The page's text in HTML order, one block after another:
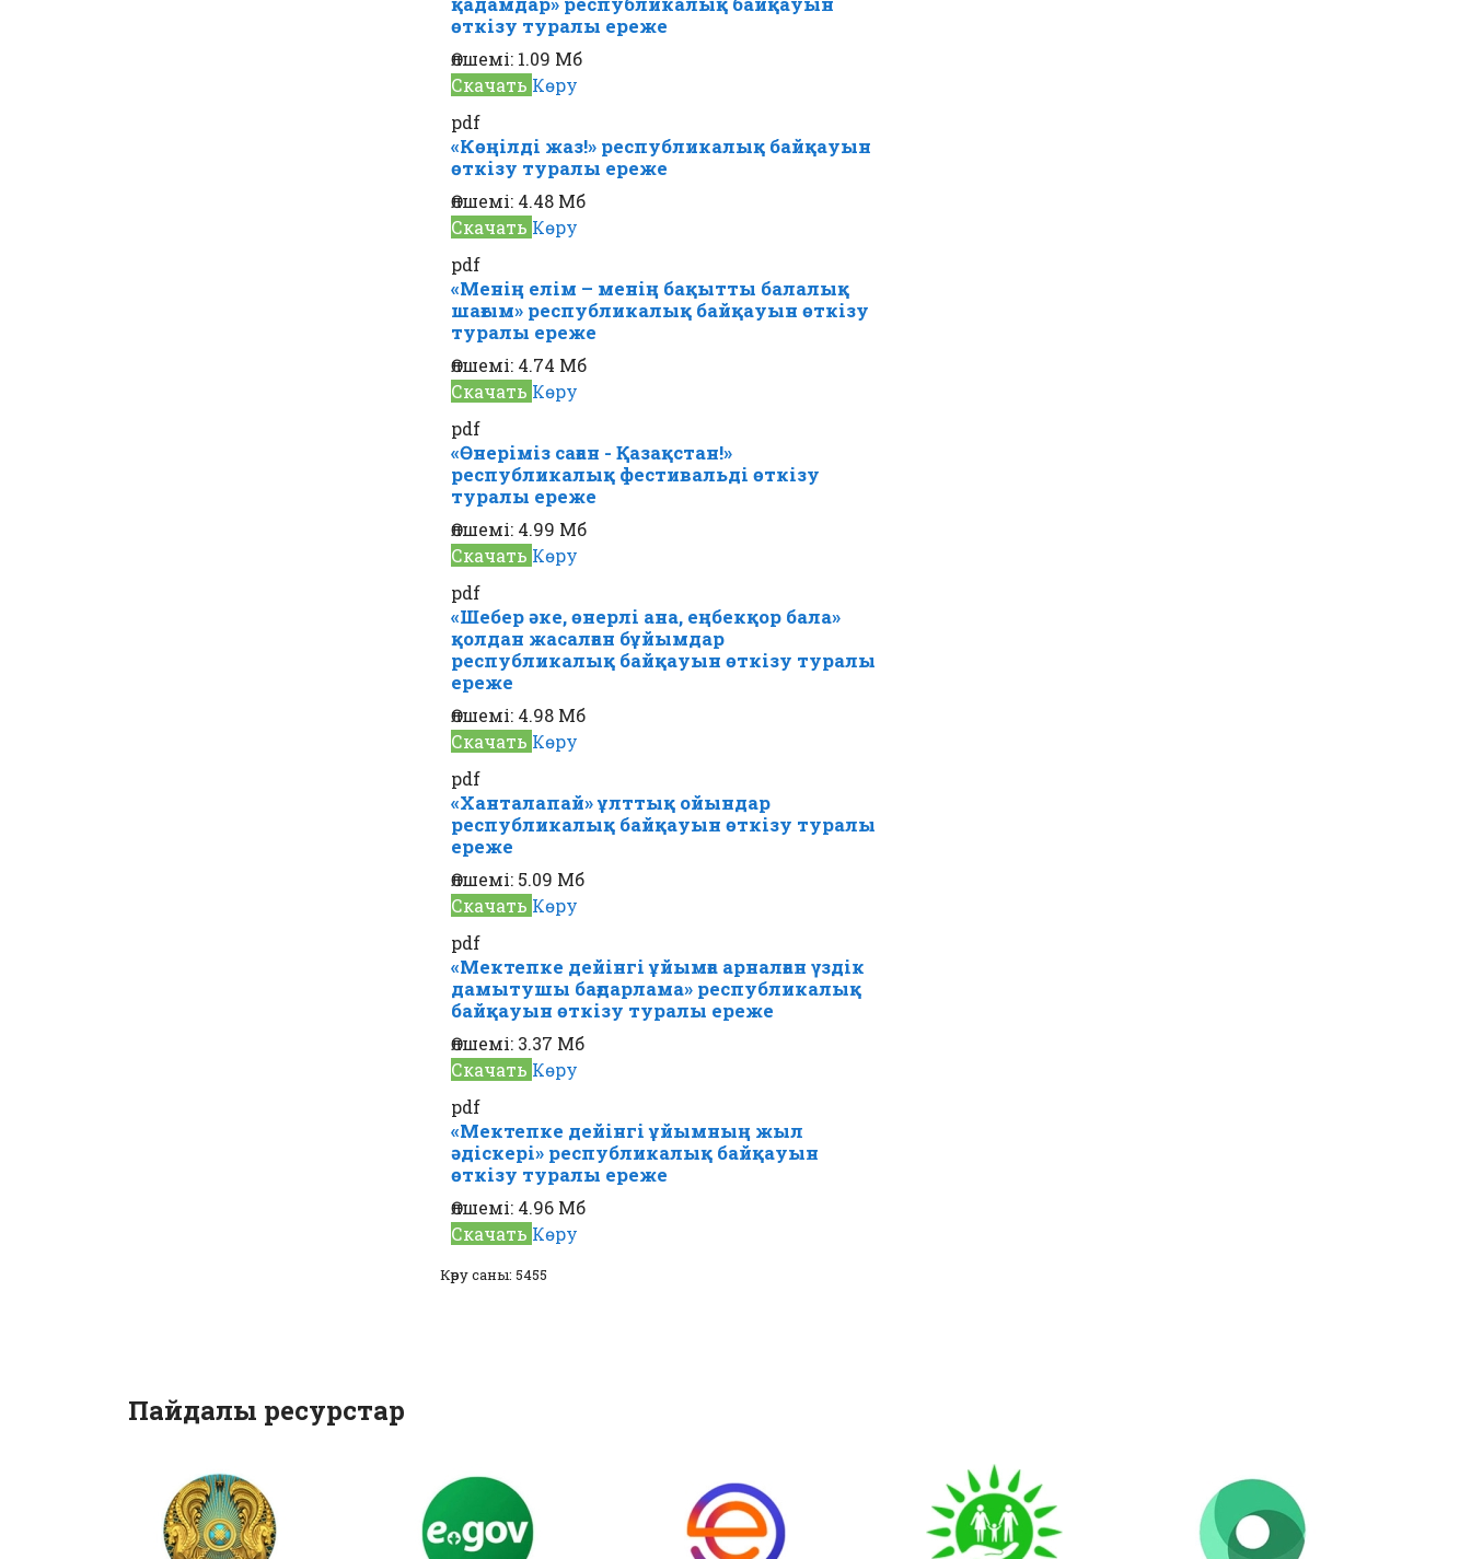
өткізу туралы ереже
Өлшемі: 1.09 Мб
Скачать Көру
pdf
«Көңілді жаз!» республикалық байқауын
өткізу туралы ереже
Өлшемі: 4.48 Мб
Скачать Көру
pdf
«Менің елім – менің бақытты балалық
шағым» республикалық байқауын өткізу
туралы ереже
Өлшемі: 4.74 Мб
Скачать Көру
pdf
«Өнеріміз саған - Қазақстан!»
республикалық фестивальді өткізу
туралы ереже
Өлшемі: 4.99 Мб
Скачать Көру
pdf
«Шебер әке, өнерлі ана, еңбекқор бала»
қолдан жасалған бұйымдар
республикалық байқауын өткізу туралы
ереже
Өлшемі: 4.98 Мб
Скачать Көру
pdf
«Ханталапай» ұлттық ойындар
республикалық байқауын өткізу туралы
ереже
Өлшемі: 5.09 Мб
Скачать Көру
pdf
«Мектепке дейінгі ұйымға арналған үздік
дамытушы бағдарлама» республикалық
байқауын өткізу туралы ереже
Өлшемі: 3.37 Мб
Скачать Көру
pdf
«Мектепке дейінгі ұйымның жыл
әдіскері» республикалық байқауын
өткізу туралы ереже
Өлшемі: 4.96 Мб
Скачать Көру
Көру саны: 5455
Пайдалы ресурстар